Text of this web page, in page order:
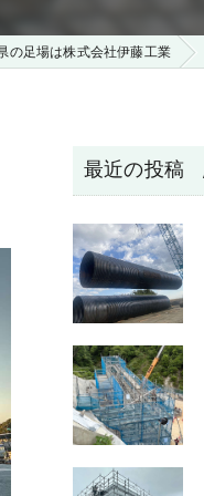
の足場は株式会社伊藤工業
最近の投稿